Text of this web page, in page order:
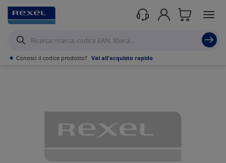
• Conosci il codice prodotto? Vai all'acquisto rapido
Prodotti /Illuminazione